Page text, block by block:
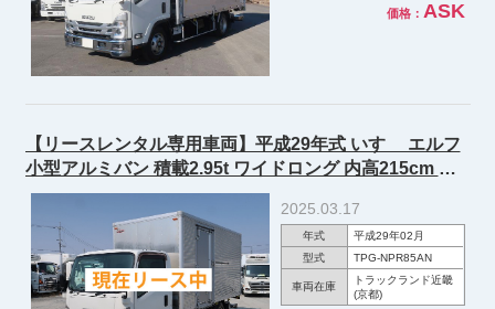
価格： ASK
【リースレンタル専用車両】平成29年式 いすゞ エルフ
小型アルミバン 積載2.95t ワイドロング 内高215cm 格
納PG 左スライド扉 全低床 ラッシングレール2段 150馬
2025.03.17
年式
平成29年02月
型式
TPG-NPR85AN
車両在庫
トラックランド近畿
(京都)